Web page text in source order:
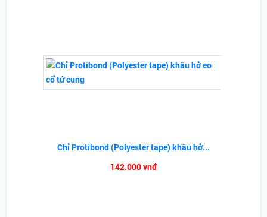
Chỉ Protibond (Polyester tape) khâu hở...
142.000 vnđ